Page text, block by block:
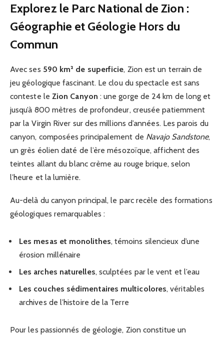
Explorez le Parc National de Zion :
Géographie et Géologie Hors du
Commun
Avec ses 590 km² de superficie, Zion est un terrain de
jeu géologique fascinant. Le clou du spectacle est sans
conteste le Zion Canyon : une gorge de 24 km de long et
jusqu’à 800 mètres de profondeur, creusée patiemment
par la Virgin River sur des millions d’années. Les parois du
canyon, composées principalement de Navajo Sandstone,
un grès éolien daté de l’ère mésozoïque, affichent des
teintes allant du blanc crème au rouge brique, selon
l’heure et la lumière.
Au-delà du canyon principal, le parc recèle des formations
géologiques remarquables :
Les mesas et monolithes, témoins silencieux d’une
érosion millénaire
Les arches naturelles, sculptées par le vent et l’eau
Les couches sédimentaires multicolores, véritables
archives de l’histoire de la Terre
Pour les passionnés de géologie, Zion constitue un